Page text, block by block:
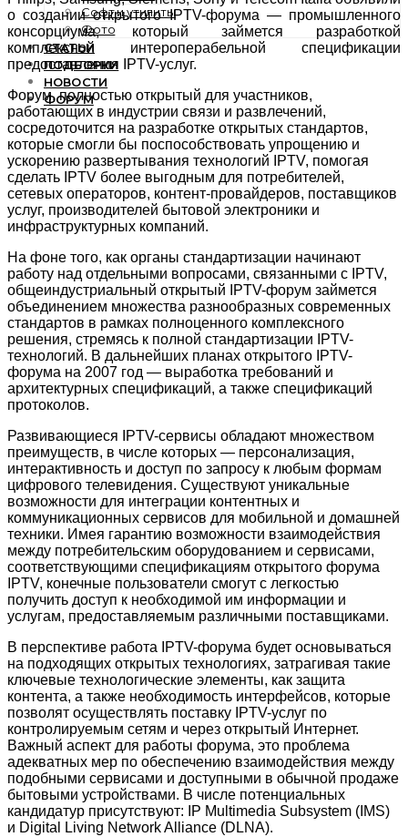
Софт и утилиты
Фото
СТАТЬИ
ПОДБОРКИ
НОВОСТИ
ФОРУМ
о создании открытого IPTV-форума — промышленного
консорциума, который займется разработкой
комплексной интероперабельной спецификации
предоставления IPTV-услуг.
Форум, полностью открытый для участников,
работающих в индустрии связи и развлечений,
сосредоточится на разработке открытых стандартов,
которые смогли бы поспособствовать упрощению и
ускорению развертывания технологий IPTV, помогая
сделать IPTV более выгодным для потребителей,
сетевых операторов, контент-провайдеров, поставщиков
услуг, производителей бытовой электроники и
инфраструктурных компаний.
На фоне того, как органы стандартизации начинают
работу над отдельными вопросами, связанными с IPTV,
общеиндустриальный открытый IPTV-форум займется
объединением множества разнообразных современных
стандартов в рамках полноценного комплексного
решения, стремясь к полной стандартизации IPTV-
технологий. В дальнейших планах открытого IPTV-
форума на 2007 год — выработка требований и
архитектурных спецификаций, а также спецификаций
протоколов.
Развивающиеся IPTV-сервисы обладают множеством
преимуществ, в числе которых — персонализация,
интерактивность и доступ по запросу к любым формам
цифрового телевидения. Существуют уникальные
возможности для интеграции контентных и
коммуникационных сервисов для мобильной и домашней
техники. Имея гарантию возможности взаимодействия
между потребительским оборудованием и сервисами,
соответствующими спецификациям открытого форума
IPTV, конечные пользователи смогут с легкостью
получить доступ к необходимой им информации и
услугам, предоставляемым различными поставщиками.
В перспективе работа IPTV-форума будет основываться
на подходящих открытых технологиях, затрагивая такие
ключевые технологические элементы, как защита
контента, а также необходимость интерфейсов, которые
позволят осуществлять поставку IPTV-услуг по
контролируемым сетям и через открытый Интернет.
Важный аспект для работы форума, это проблема
адекватных мер по обеспечению взаимодействия между
подобными сервисами и доступными в обычной продаже
бытовыми устройствами. В числе потенциальных
кандидатур присутствуют: IP Multimedia Subsystem (IMS)
и Digital Living Network Alliance (DLNA).